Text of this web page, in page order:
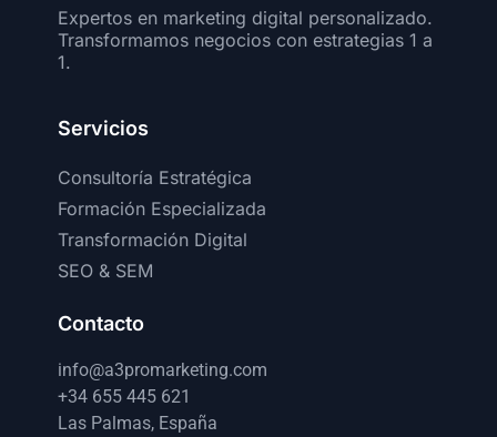
Expertos en marketing digital personalizado.
Transformamos negocios con estrategias 1 a
1.
Servicios
Consultoría Estratégica
Formación Especializada
Transformación Digital
SEO & SEM
Contacto
info@a3promarketing.com
+34 655 445 621
Las Palmas, España